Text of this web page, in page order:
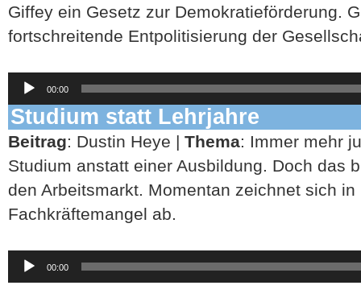
Giffey ein Gesetz zur Demokratieförderung.
fortschreitende Entpolitisierung der
Audio-
Player
00:00
Studium statt Lehrjahre
Beitrag: Dustin Heye | Thema: Immer mehr
Studium anstatt einer Ausbildung. Doch das
den Arbeitsmarkt. Momentan zeichnet sich
Fachkräftemangel ab.
Audio-
Player
00:00